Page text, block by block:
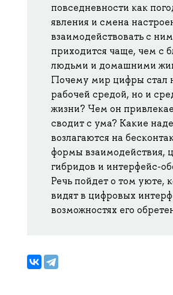
повседневности как
явления и смена
взаимодействовать с
приходится чаще, чем с
людьми и домашними
Почему мир цифры стал
рабочей средой, но и
жизни? Чем он
сводит с ума? Какие
возлагаются на
формы взаимодействия,
гибридов и интерфейс-
Речь пойдет о том уюте,
видят в цифровых
возможностях его